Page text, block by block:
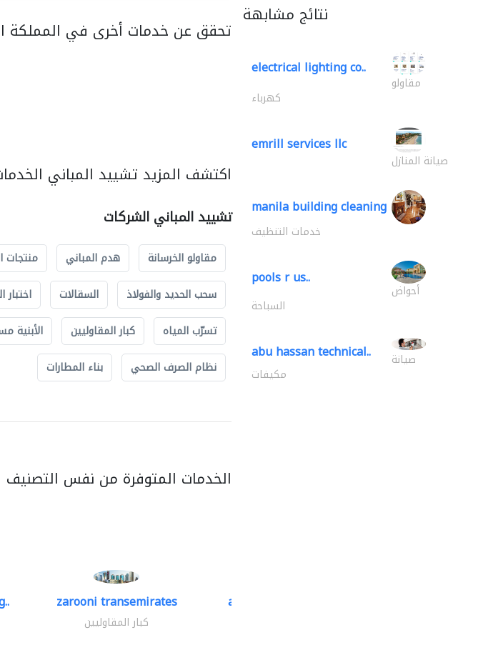
تحقق عن خدمات أخرى في المملكة
اكتشف المزيد تشييد المباني
تشييد المباني الشركات
مقاولو الخرسانة هدم المباني منتجات
سحب الحديد والفولاذ
السقالات اختبار
تسرّب المياه
كبار المقاوليين الأبنية
نظام الصرف الصحي
بناء المطارات
الخدمات المتوفرة من نفس التصنيف
zarooni transemirates
كبار المقاوليين
accurate bldh cont..
نتائج مشابهة
electrical lighting co..
مقاولو
كهرباء
emrill services llc
صيانة المنازل
manila building cleaning
خدمات التنظيف
pools r us..
أحواض
السباحة
abu hassan technical.. صيانة
مكيفات